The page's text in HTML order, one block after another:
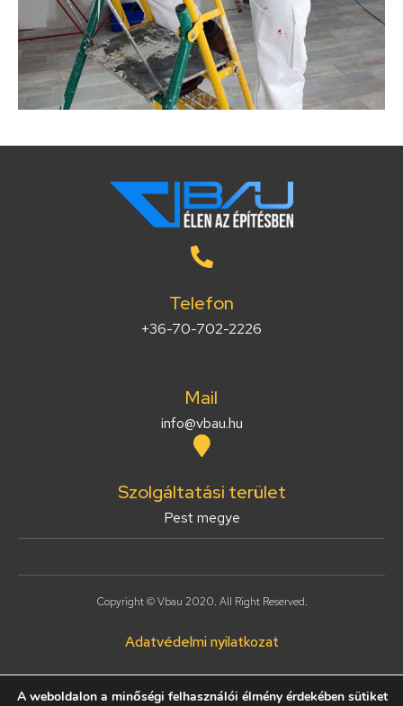
Telefon
+36-70-702-2226
Mail
info@vbau.hu
Szolgáltatási terület
Pest megye
Copyright © Vbau 2020. All Right Reserved.
Adatvédelmi nyilatkozat
A weboldalon a minőségi felhasználói élmény érdekében sütiket